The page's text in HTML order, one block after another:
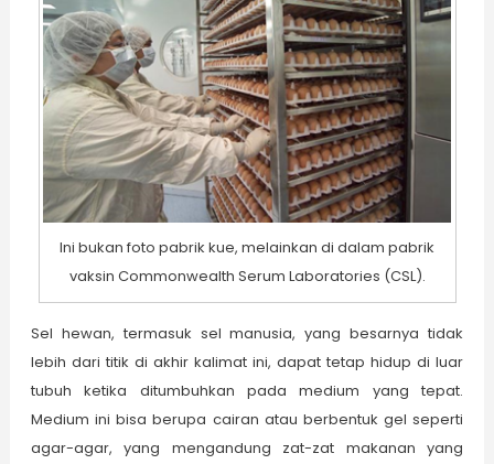
Ini bukan foto pabrik kue, melainkan di dalam pabrik
vaksin Commonwealth Serum Laboratories (CSL).
Sel hewan, termasuk sel manusia, yang besarnya tidak
lebih dari titik di akhir kalimat ini, dapat tetap hidup di luar
tubuh ketika ditumbuhkan pada medium yang tepat.
Medium ini bisa berupa cairan atau berbentuk gel seperti
agar-agar, yang mengandung zat-zat makanan yang